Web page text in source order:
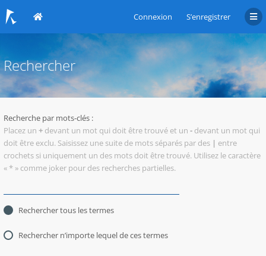
Connexion S’enregistrer
Rechercher
Recherche par mots-clés :
Placez un + devant un mot qui doit être trouvé et un - devant un mot qui
doit être exclu. Saisissez une suite de mots séparés par des | entre
crochets si uniquement un des mots doit être trouvé. Utilisez le caractère
« * » comme joker pour des recherches partielles.
Rechercher tous les termes
Rechercher n’importe lequel de ces termes